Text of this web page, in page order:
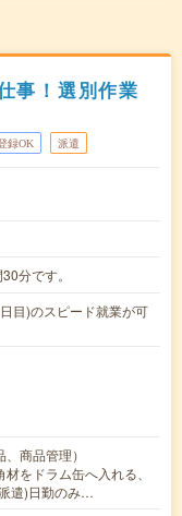
事！選別作業
録OK 派遣
分です。
目)のスピード就業が可
商品管理）
をドラム缶へ入れる、
遣)日勤のみ…